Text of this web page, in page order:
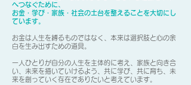
へつなぐために、
お金・学び・家族・社会の土台を整えることを大切にし
ています。
お金は人生を縛るものではなく、本来は選択肢と心の余
白を生み出すための道具。
一人ひとりが自分の人生を主体的に考え、家族と向き合
い、未来を描いていけるよう、共に学び、共に育ち、未
来を創っていく存在でありたいと考えています。